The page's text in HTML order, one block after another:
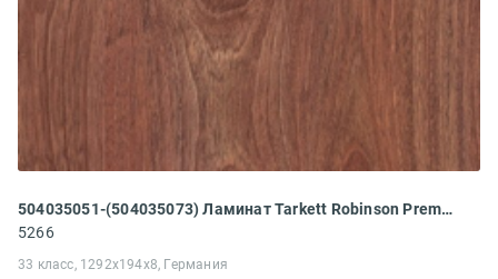
504035051-(504035073) Ламинат Tarkett Robinson Premium 833 Ятоба
5266
33 класс, 1292x194x8, Германия